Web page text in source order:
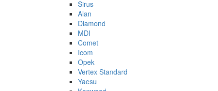
Sirus
Alan
Diamond
MDI
Comet
Icom
Opek
Vertex Standard
Yaesu